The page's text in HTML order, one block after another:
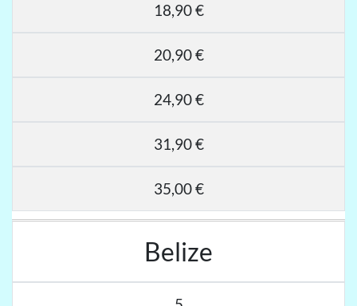
18,90 €
20,90 €
24,90 €
31,90 €
35,00 €
Belize